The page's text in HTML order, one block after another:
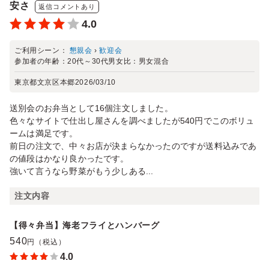
安さ 返信コメントあり
4.0
ご利用シーン： 懇親会 ›歓迎会
参加者の年齢：20代～30代男女比： 男女混合
東京都文京区本郷2026/03/10
送別会のお弁当として16個注文しました。
色々なサイトで仕出し屋さんを調べましたが540円でこのボリュ
ームは満足です。
前日の注文で、中々お店が決まらなかったのですが送料込みであ
の値段はかなり良かったです。
強いて言うなら野菜がもう少しある...
注文内容
【得々弁当】海老フライとハンバーグ
540円（税込）
4.0